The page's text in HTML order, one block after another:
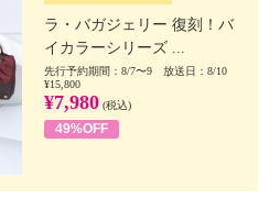
ラ・バガジェリー 復刻！バ
イカラーシリーズ ...
先行予約期間：8/7〜9 放送日：8/10
¥15,800
¥7,980 (税込)
49%OFF